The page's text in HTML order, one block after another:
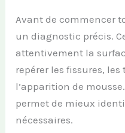
Avant de commencer
un diagnostic précis.
attentivement la
repérer les fissures,
l’apparition de
permet de mieux
nécessaires.